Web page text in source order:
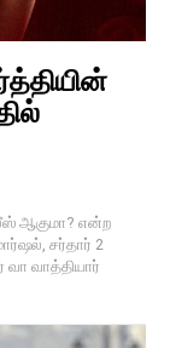
ஆகுமா? என்ற
சர்தார் 2
வா வாத்தியார்